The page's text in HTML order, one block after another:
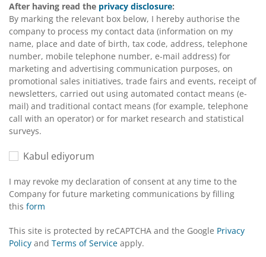
After having read the privacy disclosure:
By marking the relevant box below, I hereby authorise the
company to process my contact data (information on my
name, place and date of birth, tax code, address, telephone
number, mobile telephone number, e-mail address) for
marketing and advertising communication purposes, on
promotional sales initiatives, trade fairs and events, receipt of
newsletters, carried out using automated contact means (e-
mail) and traditional contact means (for example, telephone
call with an operator) or for market research and statistical
surveys.
Kabul ediyorum
I may revoke my declaration of consent at any time to the
Company for future marketing communications by filling
this form
This site is protected by reCAPTCHA and the Google Privacy
Policy and Terms of Service apply.